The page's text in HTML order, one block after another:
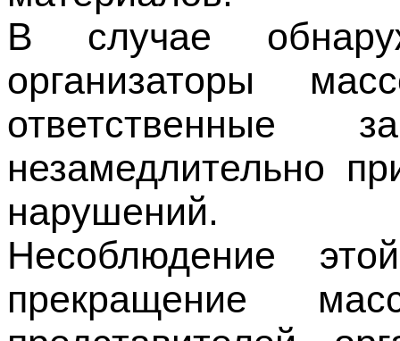
незамедлительно
нарушений.
Несоблюдение
прекращение
представителей
Федерации и